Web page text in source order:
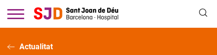
contingut
Actualitat